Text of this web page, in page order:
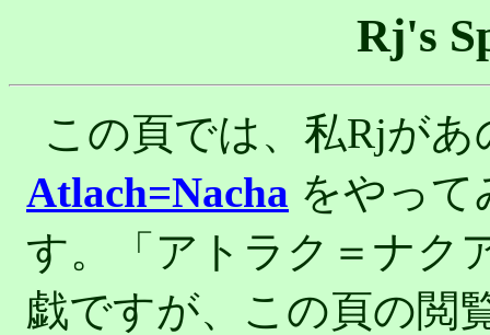
Rj's
この頁では、私Rjが
Atlach=Nacha をやっ
す。「アトラク＝ナク
戯ですが、この頁の閲